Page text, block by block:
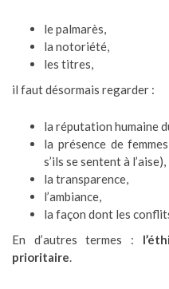
le palmarès,
la notoriété,
les titres,
il faut désormais regarder :
la réputation humaine
la présence de
s’ils se sentent à l’aise),
la transparence,
l’ambiance,
la façon dont les
En d’autres termes :
prioritaire.